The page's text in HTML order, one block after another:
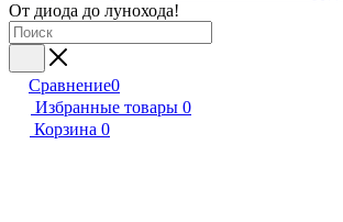
От диода до лунохода!
Сравнение0
Избранные товары 0
Корзина 0